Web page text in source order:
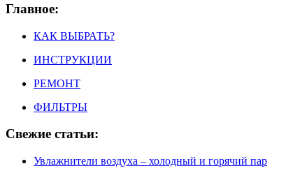
Главное:
КАК ВЫБРАТЬ?
ИНСТРУКЦИИ
РЕМОНТ
ФИЛЬТРЫ
Свежие статьи:
Увлажнители воздуха – холодный и горячий пар